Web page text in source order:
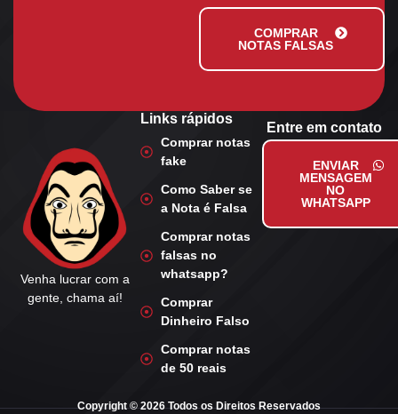
COMPRAR
NOTAS FALSAS
Venha lucrar com a
gente, chama aí!
Links rápidos
Comprar notas
fake
Como Saber se
a Nota é Falsa
Comprar notas
falsas no
whatsapp?
Comprar
Dinheiro Falso
Comprar notas
de 50 reais
Entre em contato
ENVIAR
MENSAGEM
NO
WHATSAPP
Copyright © 2026 Todos os Direitos Reservados